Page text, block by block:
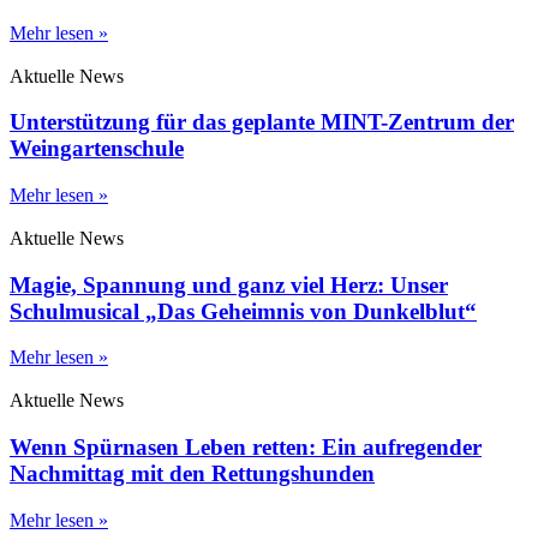
Mehr lesen »
Aktuelle News
Unterstützung für das geplante MINT-Zentrum der
Weingartenschule
Mehr lesen »
Aktuelle News
Magie, Spannung und ganz viel Herz: Unser
Schulmusical „Das Geheimnis von Dunkelblut“
Mehr lesen »
Aktuelle News
Wenn Spürnasen Leben retten: Ein aufregender
Nachmittag mit den Rettungshunden
Mehr lesen »